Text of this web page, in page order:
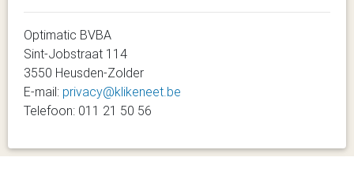
Optimatic BVBA
Sint-Jobstraat 114
3550 Heusden-Zolder
E-mail: privacy@klikeneet.be
Telefoon: 011 21 50 56